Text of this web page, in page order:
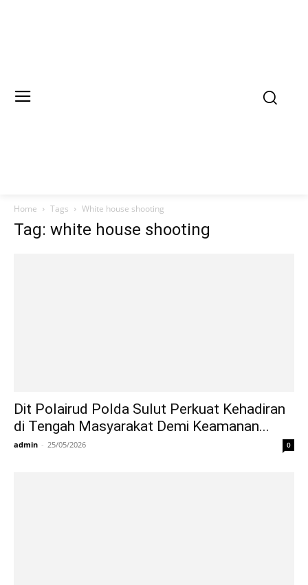
Home Tags White house shooting
Tag: white house shooting
Dit Polairud Polda Sulut Perkuat Kehadiran
di Tengah Masyarakat Demi Keamanan...
admin - 25/05/2026 0